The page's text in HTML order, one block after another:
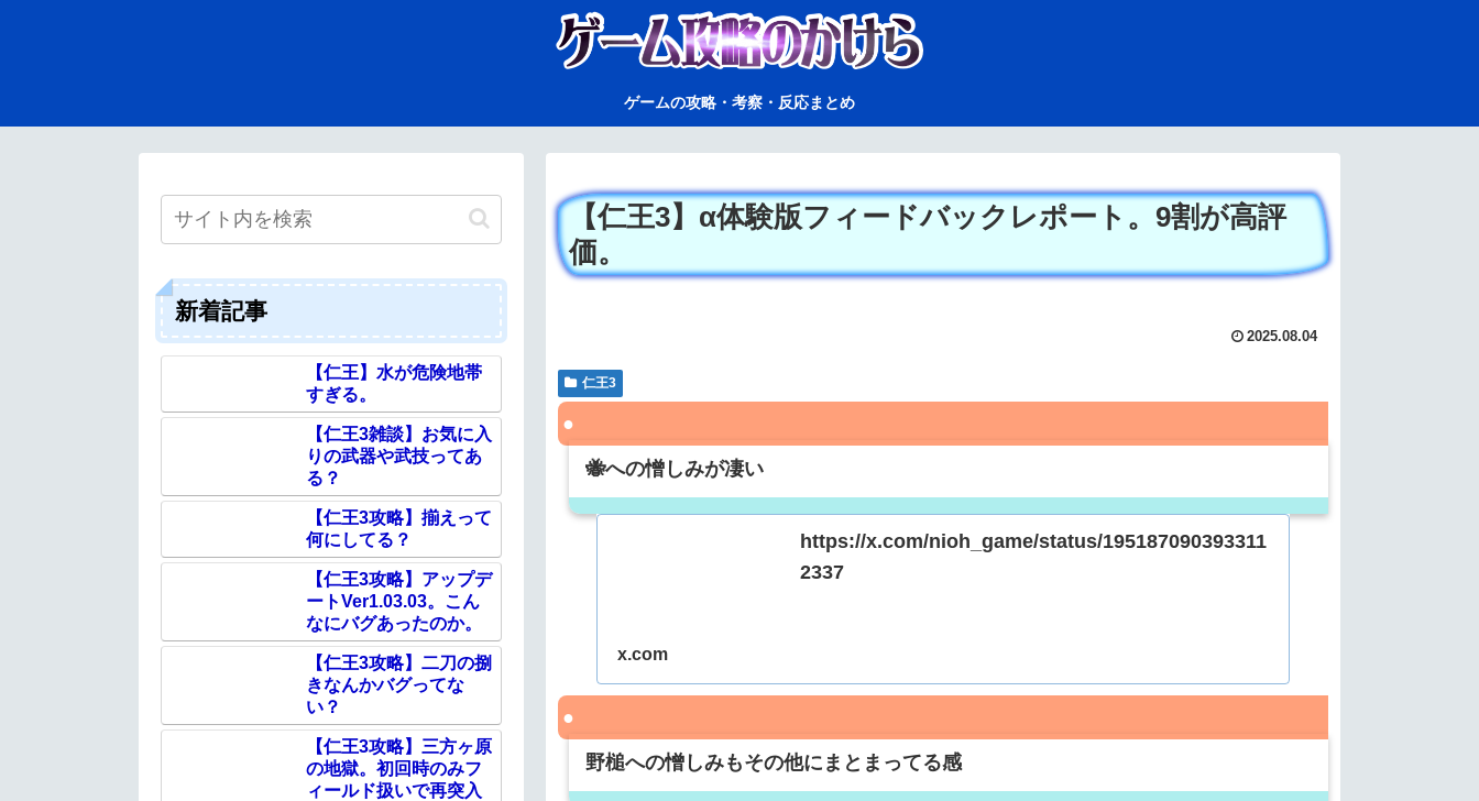
ゲームの攻略・考察・反応まとめ
【仁王3】α体験版フィードバックレポート。9割が高評
価。
2025.08.04
仁王3
🐝への憎しみが凄い
https://x.com/nioh_game/status/195187090393311
2337
x.com
野槌への憎しみもその他にまとまってる感
新着記事
【仁王】水が危険地帯
すぎる。
【仁王3雑談】お気に入
りの武器や武技ってあ
る？
【仁王3攻略】揃えって
何にしてる？
【仁王3攻略】アップデ
ートVer1.03.03。こん
なにバグあったのか。
【仁王3攻略】二刀の捌
きなんかバグってな
い？
【仁王3攻略】三方ヶ原
の地獄。初回時のみフ
ィールド扱いで再突入